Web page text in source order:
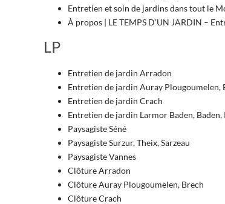
Entretien et soin de jardins dans tout le
À propos | LE TEMPS D’UN JARDIN –
LP
Entretien de jardin Arradon
Entretien de jardin Auray Plougoumelen,
Entretien de jardin Crach
Entretien de jardin Larmor Baden, Baden,
Paysagiste Séné
Paysagiste Surzur, Theix, Sarzeau
Paysagiste Vannes
Clôture Arradon
Clôture Auray Plougoumelen, Brech
Clôture Crach